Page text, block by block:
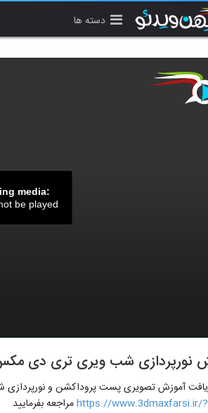
دسته ها
media:
be played
نورپردازی شب ویری تری دی
آموزش تصویری پست پروداکشن و نورپردازی
https://www.3dmaxfarsi.ir/مراجعه بفرمایید